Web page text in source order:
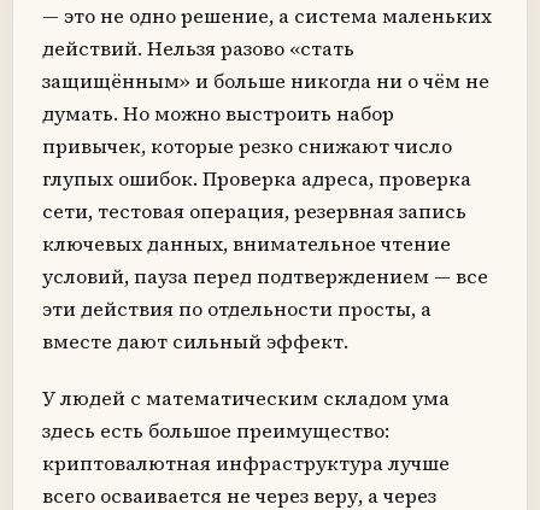
— это не одно решение, а система маленьких
действий. Нельзя разово «стать
защищённым» и больше никогда ни о чём не
думать. Но можно выстроить набор
привычек, которые резко снижают число
глупых ошибок. Проверка адреса, проверка
сети, тестовая операция, резервная запись
ключевых данных, внимательное чтение
условий, пауза перед подтверждением — все
эти действия по отдельности просты, а
вместе дают сильный эффект.
У людей с математическим складом ума
здесь есть большое преимущество:
криптовалютная инфраструктура лучше
всего осваивается не через веру, а через